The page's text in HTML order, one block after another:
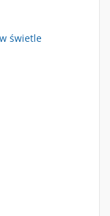
świetle